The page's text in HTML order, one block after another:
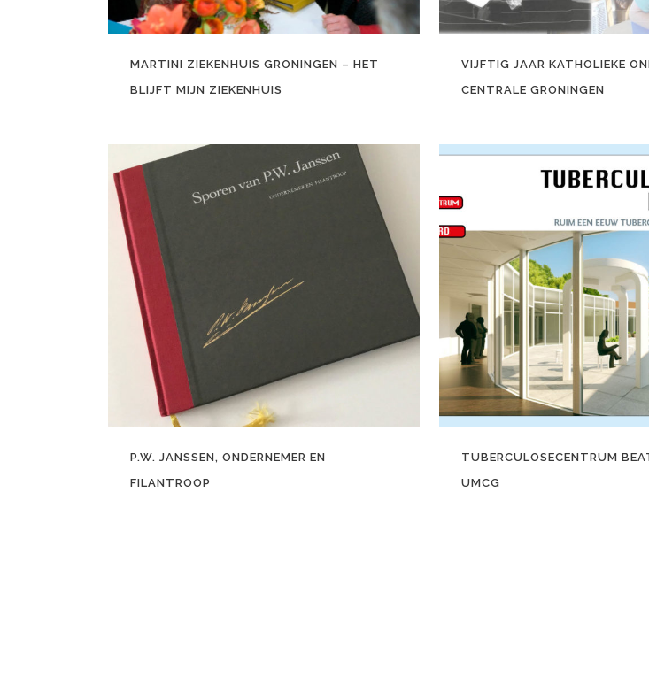
MARTINI ZIEKENHUIS GRONINGEN – HET
BLIJFT MIJN ZIEKENHUIS
VIJFTIG JAAR KATHOLIEKE
CENTRALE GRONINGEN
P.W. JANSSEN, ONDERNEMER EN
FILANTROOP
TUBERCULOSECENTRUM
UMCG